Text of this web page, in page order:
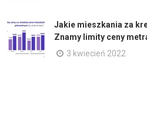
Jakie mieszkania za
Znamy limity ceny
3 kwiecień 2022